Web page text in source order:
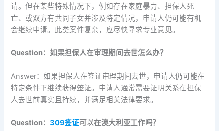
请。但在某些特殊情况下，例如存在家庭暴力、担保人死
亡、或双方有共同子女并涉及特定情况，申请人仍可能有机
会继续申请。此类案件复杂，应尽快寻求专业意见。
Question：如果担保人在审理期间去世怎么办？
Answer：如果担保人在签证审理期间去世，申请人仍可能在
特定条件下继续获得签证。申请人通常需要证明关系在担保
人去世前真实且持续，并满足相关法律要求。
Question：309签证可以在澳大利亚工作吗？